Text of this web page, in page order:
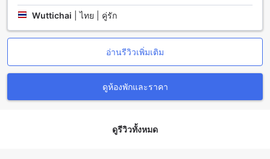
ภูเก็ต ในย่านกมลา และสามารถเดินทางมาถึงโดยใช้สนามบินที่
ใกล้เคียงกับภูเก็ต ซึ่งมีสองสนามบินให้บริการคือ สนามบิน
นานาชาติภูเก็ต (HKT) และสนามบินกระบี่ (KBV) โดยทั้งสอง
สนามบินนี้มีบริการรถแท็กซี่และรถบัสที่สามารถนำคุณมายังเดอะ
หากคุณเดินทางมาจากสนามบินนานาชาติภูเก็ต (HKT) คุณ
สามารถเลือกใช้บริการแท็กซี่หรือรถบัสที่สนามบินเพื่อเดินทาง
มายังเดอะ นาคา ภูเก็ต วิลลา ระยะทางประมาณ 50 กิโลเมตร
บริการรถแท็กซี่หรือรถบัสที่สนามบินเพื่อเดินทางมายังเดอะ นาคา
Wuttichai |ไทย | คู่รัก
อ่านรีวิวเพิ่มเติม
ดูห้องพักและราคา
ดูรีวิวทั้งหมด